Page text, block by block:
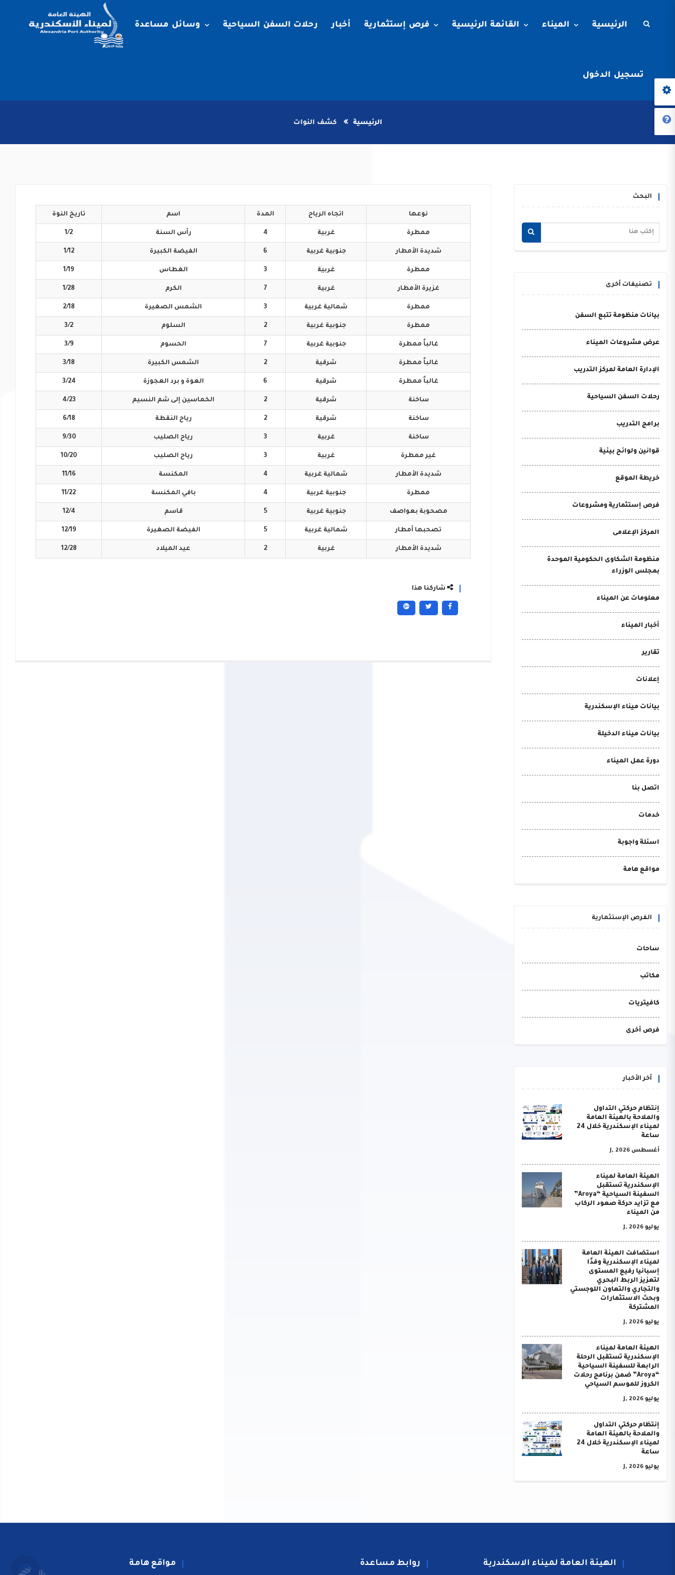
الرئيسية الميناء القائمة الرئيسية فرص إستثمارية أخبار رحلات السفن السياحية وسائل مساعدة
تسجيل الدخول
الرئيسية كشف النوات
البحث
تصنيفات أخرى
بيانات منظومة تتبع السفن
عرض مشروعات الميناء
الإدارة العامة لمركز التدريب
رحلات السفن السياحية
برامج التدريب
قوانين ولوائح بيئية
خريطة الموقع
فرص إستثمارية ومشروعات
المركز الإعلامى
منظومة الشكاوى الحكومية الموحدة
بمجلس الوزراء
معلومات عن الميناء
أخبار الميناء
تقارير
إعلانات
بيانات ميناء الإسكندرية
بيانات ميناء الدخيلة
دورة عمل الميناء
اتصل بنا
خدمات
اسئلة واجوبة
مواقع هامة
الفرص الإستثمارية
ساحات
مكاتب
كافيتريات
فرص أخرى
أخر الأخبار
إنتظام حركتي التداول
والملاحة بالهيئة العامة
لميناء الإسكندرية خلال 24
ساعة
أغسطس J, 2026
الهيئة العامة لميناء
الإسكندرية تستقبل
السفينة السياحية “Aroya”
مع تزايد حركة صعود الركاب
من الميناء
يوليو J, 2026
استضافت الهيئة العامة
لميناء الإسكندرية وفدًا
إسبانيا رفيع المستوى
لتعزيز الربط البحري
والتجاري والتعاون اللوجستي
وبحث الاستثمارات
المشتركة
يوليو J, 2026
الهيئة العامة لميناء
الإسكندرية تستقبل الرحلة
الرابعة للسفينة السياحية
“Aroya” ضمن برنامج رحلات
الكروز للموسم السياحي
يوليو J, 2026
إنتظام حركتي التداول
والملاحة بالهيئة العامة
لميناء الإسكندرية خلال 24
ساعة
يوليو J, 2026
نوعها اتجاه الرياح المدة اسم تاريخ النوة
ممطرة غربية 4 رأس السنة 1/2
شديدة الأمطار جنوبية غربية 6 الفيضة الكبيرة 1/12
ممطرة غربية 3 الغطاس 1/19
غزيرة الأمطار غربية 7 الكرم 1/28
ممطرة شمالية غربية 3 الشمس الصغيرة 2/18
ممطرة جنوبية غربية 2 السلوم 3/2
غالباً ممطرة جنوبية غربية 7 الحسوم 3/9
غالباً ممطرة شرقية 2 الشمس الكبيرة 3/18
غالباً ممطرة شرقية 6 العوة و برد العجوزة 3/24
ساخنة شرقية 2 الخماسين إلى شم النسيم 4/23
ساخنة شرقية 2 رياح النقطة 6/18
ساخنة غربية 3 رياح الصليب 9/30
غير ممطرة غربية 3 رياح الصليب 10/20
شديدة الأمطار شمالية غربية 4 المكنسة 11/16
ممطرة جنوبية غربية 4 بافي المكنسة 11/22
مصحوبة بعواصف جنوبية غربية 5 قاسم 12/4
تصحبها أمطار شمالية غربية 5 الفيضة الصغيرة 12/19
شديدة الأمطار غربية 2 عيد الميلاد 12/28
شاركنا هذا
الهيئة العامة لميناء الاسكندرية روابط مساعدة مواقع هامة